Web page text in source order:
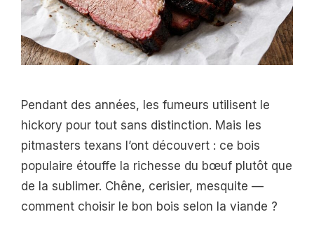
Pendant des années, les fumeurs utilisent le
hickory pour tout sans distinction. Mais les
pitmasters texans l’ont découvert : ce bois
populaire étouffe la richesse du bœuf plutôt que
de la sublimer. Chêne, cerisier, mesquite —
comment choisir le bon bois selon la viande ?